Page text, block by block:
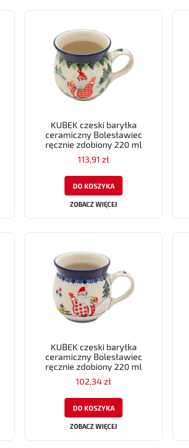
KUBEK czeski baryłka
ceramiczny Bolesławiec
ręcznie zdobiony 220 ml
113,91 zł
DO KOSZYKA
ZOBACZ WIĘCEJ
KUBEK czeski baryłka
ceramiczny Bolesławiec
ręcznie zdobiony 220 ml
102,34 zł
DO KOSZYKA
ZOBACZ WIĘCEJ